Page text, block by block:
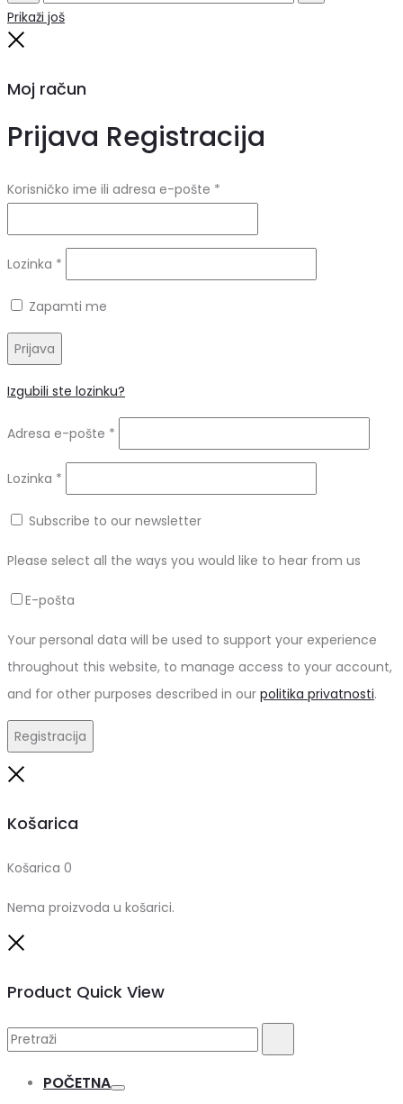
Pretraži
Prikaži još
Moj račun
Prijava Registracija
Korisničko ime ili adresa e-pošte *
Lozinka *
Zapamti me
Prijava
Izgubili ste lozinku?
Adresa e-pošte *
Lozinka *
Subscribe to our newsletter
Please select all the ways you would like to hear from us
E-pošta
Your personal data will be used to support your experience
throughout this website, to manage access to your account,
and for other purposes described in our politika privatnosti.
Registracija
Košarica
Košarica 0
Nema proizvoda u košarici.
Product Quick View
Pretraži:
POČETNA